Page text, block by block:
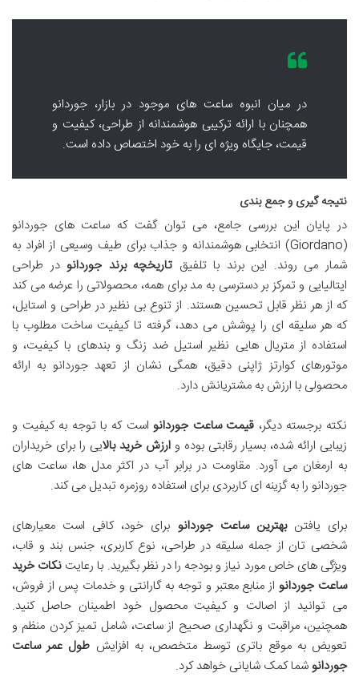
در میان انبوه ساعت های موجود در بازار، جوردانو
همچنان با ارائه ترکیبی هوشمندانه از طراحی، کیفیت و
قیمت، جایگاه ویژه ای را به خود اختصاص داده است.
نتیجه گیری و جمع بندی
در پایان این بررسی جامع، می توان گفت که ساعت های جوردانو
(Giordano) انتخابی هوشمندانه و جذاب برای طیف وسیعی از افراد به
شمار می روند. این برند با تلفیق تاریخچه برند جوردانو در طراحی
ایتالیایی و تمرکز بر دسترسی به مد برای همه، محصولاتی را عرضه می کند
که از هر نظر قابل تحسین هستند. از تنوع بی نظیر در طراحی و استایل،
که هر سلیقه ای را پوشش می دهد، گرفته تا کیفیت ساخت مطلوب با
استفاده از متریال هایی نظیر استیل ضد زنگ و بندهای با کیفیت، و
موتورهای کوارتز ژاپنی دقیق، همگی نشان از تعهد جوردانو به ارائه
محصولی با ارزش به مشتریانش دارد.
نکته برجسته دیگر، قیمت ساعت جوردانو است که با توجه به کیفیت و
زیبایی ارائه شده، بسیار رقابتی بوده و ارزش خرید بالایی را برای خریداران
به ارمغان می آورد. مقاومت در برابر آب در اکثر مدل ها، ساعت های
جوردانو را به گزینه ای کاربردی برای استفاده روزمره تبدیل می کند.
برای یافتنبهترین ساعت جوردانو برای خود، کافی است معیارهای
شخصی تان از جمله سلیقه در طراحی، نوع کاربری، جنس بند و قاب،
ویژگی های خاص مورد نیاز و بودجه را در نظر بگیرید. با رعایت نکات خرید
ساعت جوردانو از منابع معتبر و توجه به گارانتی و خدمات پس از فروش،
می توانید از اصالت و کیفیت محصول خود اطمینان حاصل کنید.
همچنین، مراقبت و نگهداری صحیح از ساعت، شامل تمیز کردن منظم و
تعویض به موقع باتری توسط متخصص، به افزایش طول عمر ساعت
جوردانو شما کمک شایانی خواهد کرد.